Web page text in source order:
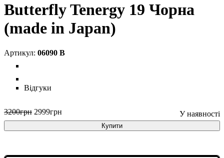
Butterfly Tenergy 19 Чорна
(made in Japan)
06090 B
Відгуки
3200грн 2999грн
Купити